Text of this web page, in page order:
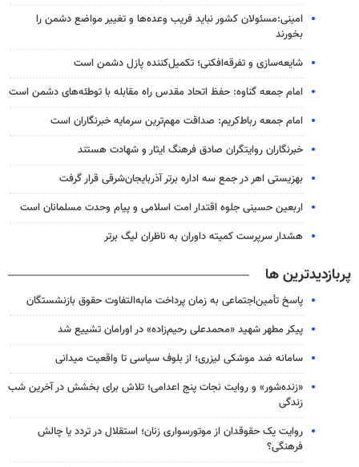
امینی:مسئولان کشور نباید فریب وعده‌ها و تغییر مواضع دشمن را
بخورند
شایعه‌سازی و تفرقه‌افکنی؛ تکمیل‌کننده پازل دشمن است
امام جمعه گناوه: حفظ اتحاد مقدس راه مقابله با توطئه‌های دشمن است
امام جمعه رباط‌کریم: صداقت مهم‌ترین سرمایه خبرنگاران است
خبرنگاران روایتگران صادق فرهنگ ایثار و شهادت هستند
بهزیستی اهر در جمع سه اداره برتر آذربایجان‌شرقی قرار گرفت
اربعین حسینی جلوه اقتدار امت اسلامی و پیام وحدت مسلمانان است
هشدار سرپرست ‌کمیته داوران به ناظران لیگ برتر
پربازدیدترین ها
پاسخ تأمین‌اجتماعی به زمان پرداخت مابه‌التفاوت حقوق بازنشستگان
پیکر مطهر شهید «محمدعلی رحیم‌زاده» در اورامان تشییع شد
سامانه ضد موشکی لیزری؛ از بلوف سیاسی تا واقعیت میدانی
«زنده‌شور» و روایت نجات پنج اعدامی؛ تلاش برای بخشش در آخرین شب
زندگی
روایت یک حقوقدان از موتورسواری زنان؛ استقلال در تردد یا چالش
فرهنگی؟